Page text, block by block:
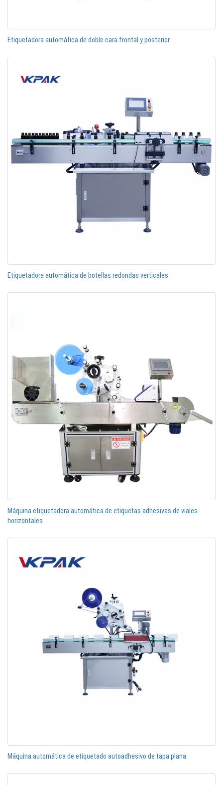
Etiquetadora automática de doble cara frontal y posterior
Etiquetadora automática de botellas redondas verticales
Máquina etiquetadora automática de etiquetas adhesivas de viales
horizontales
Máquina automática de etiquetado autoadhesivo de tapa plana